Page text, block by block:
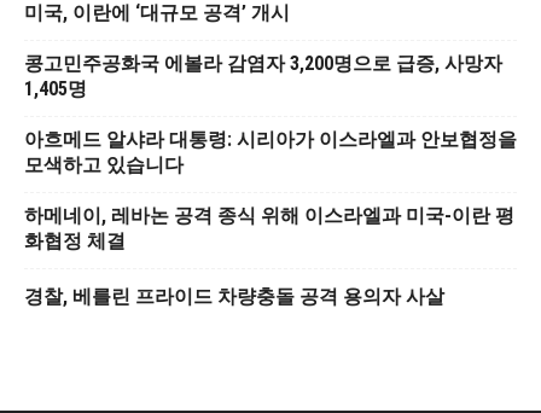
미국, 이란에 ‘대규모 공격’ 개시
콩고민주공화국 에볼라 감염자 3,200명으로 급증, 사망자
1,405명
아흐메드 알샤라 대통령: 시리아가 이스라엘과 안보협정을
모색하고 있습니다
하메네이, 레바논 공격 종식 위해 이스라엘과 미국-이란 평
화협정 체결
경찰, 베를린 프라이드 차량충돌 공격 용의자 사살